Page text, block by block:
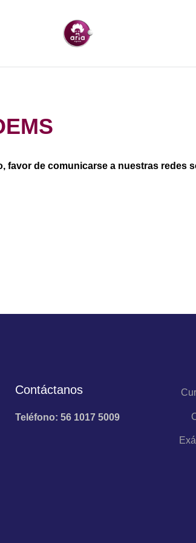
favor de comunicarse a nuestras redes
Contáctanos
Teléfono: 56 1017 5009